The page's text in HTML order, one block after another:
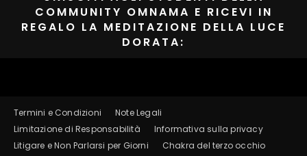
COMMUNITY OMNAMA E RICEVI IN
REGALO LA MEDITAZIONE DELLA LUCE
DORATA:
Termini e Condizioni
Note Legali
Limitazione di Responsabilità
Informativa sulla privacy
Litigare e Non Parlarsi per Giorni
Chakra del terzo occhio